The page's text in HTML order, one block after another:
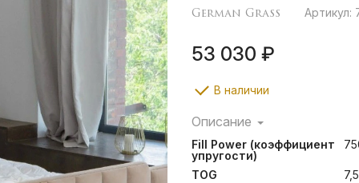
German Grass Артикул:
53 030 ₽
В наличии
Описание
Легкие воздушные
создают ощущение неги
расслабиться и легко
Пуходержащий тонкий
Fill Power (коэффициент
упругости)
TOG
7,5